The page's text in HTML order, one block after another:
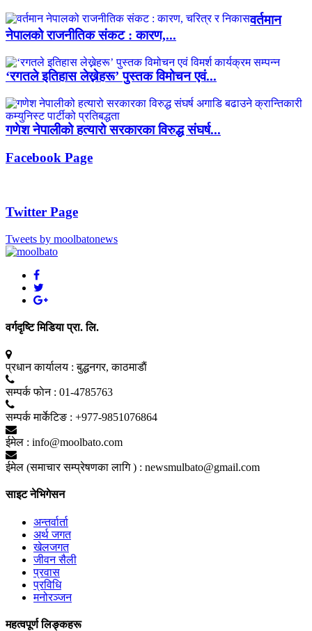
वर्तमान
नेपालको राजनीतिक संकट : कारण,...
‘रगतले इतिहास लेख्नेहरू’ पुस्तक विमोचन एवं...
गणेश नेपालीको हत्यारो सरकारका विरुद्ध संघर्ष...
Facebook Page
Twitter Page
Tweets by moolbatonews
वर्गदृष्टि मिडिया प्रा. लि.
प्रधान कार्यालय : बुद्धनगर, काठमाडाैं
सम्पर्क फाेन : 01-4785763
सम्पर्क मार्केटिङ : +977-9851076864
ईमेल : info@moolbato.com
ईमेल (समाचार सम्प्रेषणका लागि ) : newsmulbato@gmail.com
साइट नेभिगेसन
अन्तर्वार्ता
अर्थ जगत
खेलजगत
जीवन सैली
प्रवास
प्रविधि
मनोरञ्जन
महत्वपूर्ण लिङ्कहरू